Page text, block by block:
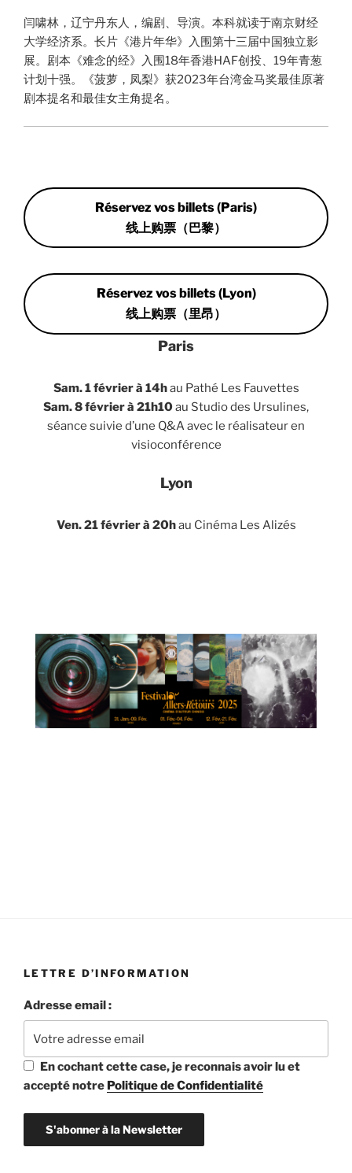
闫啸林，辽宁丹东人，编剧、导演。本科就读于南京财经
大学经济系。长片《港片年华》入围第十三届中国独立影
展。剧本《难念的经》入围18年香港HAF创投、19年青葱
计划十强。《菠萝，凤梨》获2023年台湾金马奖最佳原著
剧本提名和最佳女主角提名。
Réservez vos billets (Paris)
线上购票（巴黎）
Réservez vos billets (Lyon)
线上购票（里昂）
Paris
Sam. 1 février à 14hau Pathé Les Fauvettes
Sam. 8 février à 21h10au Studio des Ursulines,
séance suivie d’une Q&A avec le réalisateur en
visioconférence
Lyon
Ven. 21 février à 20hau Cinéma Les Alizés
LETTRE D’INFORMATION
Adresse email :
En cochant cette case, je reconnais avoir lu et
accepté notre Politique de Confidentialité